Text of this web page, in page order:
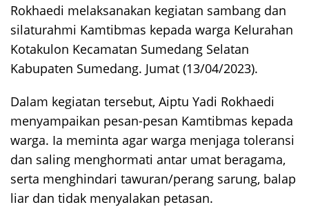
Rokhaedi melaksanakan kegiatan sambang dan
silaturahmi Kamtibmas kepada warga Kelurahan
Kotakulon Kecamatan Sumedang Selatan
Kabupaten Sumedang. Jumat (13/04/2023).
Dalam kegiatan tersebut, Aiptu Yadi Rokhaedi
menyampaikan pesan-pesan Kamtibmas kepada
warga. Ia meminta agar warga menjaga toleransi
dan saling menghormati antar umat beragama,
serta menghindari tawuran/perang sarung, balap
liar dan tidak menyalakan petasan.